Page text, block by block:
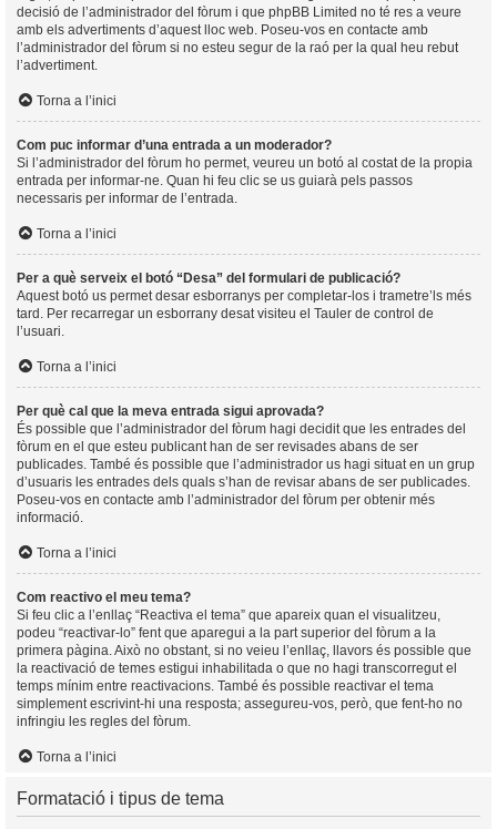
decisió de l’administrador del fòrum i que phpBB Limited no té res a veure
amb els advertiments d’aquest lloc web. Poseu-vos en contacte amb
l’administrador del fòrum si no esteu segur de la raó per la qual heu rebut
l’advertiment.
Torna a l’inici
Com puc informar d’una entrada a un moderador?
Si l’administrador del fòrum ho permet, veureu un botó al costat de la propia
entrada per informar-ne. Quan hi feu clic se us guiarà pels passos
necessaris per informar de l’entrada.
Torna a l’inici
Per a què serveix el botó “Desa” del formulari de publicació?
Aquest botó us permet desar esborranys per completar-los i trametre’ls més
tard. Per recarregar un esborrany desat visiteu el Tauler de control de
l’usuari.
Torna a l’inici
Per què cal que la meva entrada sigui aprovada?
És possible que l’administrador del fòrum hagi decidit que les entrades del
fòrum en el que esteu publicant han de ser revisades abans de ser
publicades. També és possible que l’administrador us hagi situat en un grup
d’usuaris les entrades dels quals s’han de revisar abans de ser publicades.
Poseu-vos en contacte amb l’administrador del fòrum per obtenir més
informació.
Torna a l’inici
Com reactivo el meu tema?
Si feu clic a l’enllaç “Reactiva el tema” que apareix quan el visualitzeu,
podeu “reactivar-lo” fent que aparegui a la part superior del fòrum a la
primera pàgina. Això no obstant, si no veieu l’enllaç, llavors és possible que
la reactivació de temes estigui inhabilitada o que no hagi transcorregut el
temps mínim entre reactivacions. També és possible reactivar el tema
simplement escrivint-hi una resposta; assegureu-vos, però, que fent-ho no
infringiu les regles del fòrum.
Torna a l’inici
Formatació i tipus de tema